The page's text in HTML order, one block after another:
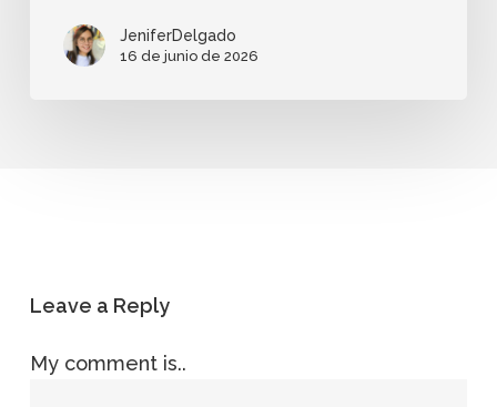
JeniferDelgado
16 de junio de 2026
Leave a Reply
My comment is..